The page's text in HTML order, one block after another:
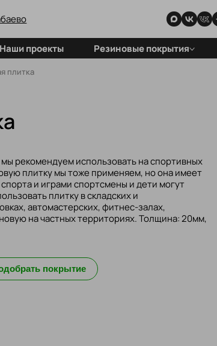
Наши проекты Резиновые покрытия
плитка
рекомендуем использовать на спортивных
плитку мы тоже применяем, но она имеет
и играми спортсмены и дети могут
плитку в складских и
автомастерских, фитнес-залах,
на частных территориях. Толщина: 20мм,
покрытие